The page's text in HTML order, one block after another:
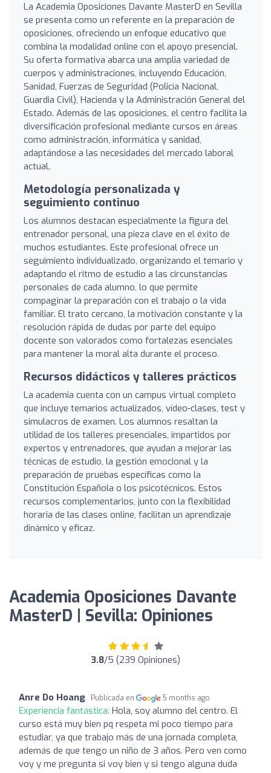
La Academia Oposiciones Davante MasterD en Sevilla
se presenta como un referente en la preparación de
oposiciones, ofreciendo un enfoque educativo que
combina la modalidad online con el apoyo presencial.
Su oferta formativa abarca una amplia variedad de
cuerpos y administraciones, incluyendo Educación,
Sanidad, Fuerzas de Seguridad (Policía Nacional,
Guardia Civil), Hacienda y la Administración General del
Estado. Además de las oposiciones, el centro facilita la
diversificación profesional mediante cursos en áreas
como administración, informática y sanidad,
adaptándose a las necesidades del mercado laboral
actual.
Metodología personalizada y
seguimiento continuo
Los alumnos destacan especialmente la figura del
entrenador personal, una pieza clave en el éxito de
muchos estudiantes. Este profesional ofrece un
seguimiento individualizado, organizando el temario y
adaptando el ritmo de estudio a las circunstancias
personales de cada alumno, lo que permite
compaginar la preparación con el trabajo o la vida
familiar. El trato cercano, la motivación constante y la
resolución rápida de dudas por parte del equipo
docente son valorados como fortalezas esenciales
para mantener la moral alta durante el proceso.
Recursos didácticos y talleres prácticos
La academia cuenta con un campus virtual completo
que incluye temarios actualizados, vídeo-clases, test y
simulacros de examen. Los alumnos resaltan la
utilidad de los talleres presenciales, impartidos por
expertos y entrenadores, que ayudan a mejorar las
técnicas de estudio, la gestión emocional y la
preparación de pruebas específicas como la
Constitución Española o los psicotécnicos. Estos
recursos complementarios, junto con la flexibilidad
horaria de las clases online, facilitan un aprendizaje
dinámico y eficaz.
Academia Oposiciones Davante
MasterD | Sevilla: Opiniones
3.8/5 (239 Opiniones)
Anre Do Hoang Publicada en 5 months ago
Experiencia fantástica: Hola, soy alumno del centro. El
curso está muy bien pq respeta mi poco tiempo para
estudiar, ya que trabajo más de una jornada completa,
además de que tengo un niño de 3 años. Pero ven como
voy y me pregunta si voy bien y si tengo alguna duda